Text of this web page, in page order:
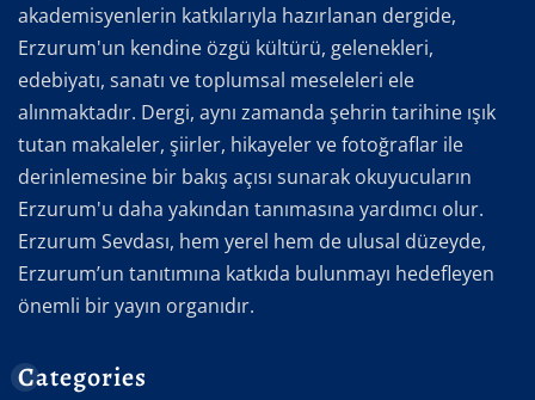
akademisyenlerin katkılarıyla hazırlanan dergide,
Erzurum'un kendine özgü kültürü, gelenekleri,
edebiyatı, sanatı ve toplumsal meseleleri ele
alınmaktadır. Dergi, aynı zamanda şehrin tarihine ışık
tutan makaleler, şiirler, hikayeler ve fotoğraflar ile
derinlemesine bir bakış açısı sunarak okuyucuların
Erzurum'u daha yakından tanımasına yardımcı olur.
Erzurum Sevdası, hem yerel hem de ulusal düzeyde,
Erzurum’un tanıtımına katkıda bulunmayı hedefleyen
önemli bir yayın organıdır.
Categories